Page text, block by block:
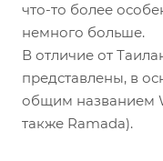
что-то более
немного больше.
В отличие от
представлены, в
общим названием
также Ramada).